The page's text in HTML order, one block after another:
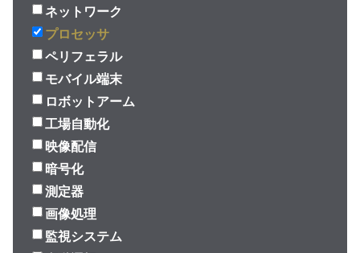
ネットワーク
プロセッサ
ペリフェラル
モバイル端末
ロボットアーム
工場自動化
映像配信
暗号化
測定器
画像処理
監視システム